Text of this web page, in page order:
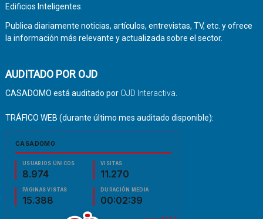
Edificios Inteligentes.
Publica diariamente noticias, artículos, entrevistas, TV, etc. y ofrece
la información más relevante y actualizada sobre el sector.
AUDITADO POR OJD
CASADOMO está auditado por OJD Interactiva.
TRÁFICO WEB (durante último mes auditado disponible):